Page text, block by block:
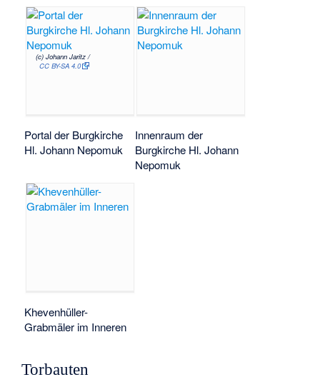
(c) Johann Jaritz /
CC BY-SA 4.0
Portal der Burgkirche
Hl. Johann Nepomuk
Innenraum der
Burgkirche Hl. Johann
Nepomuk
Khevenhüller-
Grabmäler im Inneren
Torbauten